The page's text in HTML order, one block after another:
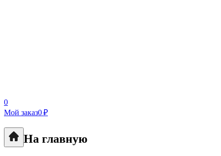
0
Мой заказ0 ₽
На главную